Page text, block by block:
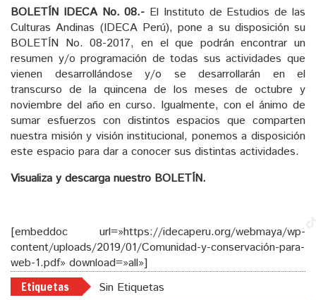
BOLETÍN IDECA No. 08.- El Instituto de Estudios de las
Culturas Andinas (IDECA Perú), pone a su disposición su
BOLETÍN No. 08-2017, en el que podrán encontrar un
resumen y/o programación de todas sus actividades que
vienen desarrollándose y/o se desarrollarán en el
transcurso de la quincena de los meses de octubre y
noviembre del año en curso. Igualmente, con el ánimo de
sumar esfuerzos con distintos espacios que comparten
nuestra misión y visión institucional, ponemos a disposición
este espacio para dar a conocer sus distintas actividades.
Visualiza y descarga nuestro BOLETÍN.
[embeddoc url=»https://idecaperu.org/webmaya/wp-
content/uploads/2019/01/Comunidad-y-conservación-para-
web-1.pdf» download=»all»]
Etiquetas Sin Etiquetas